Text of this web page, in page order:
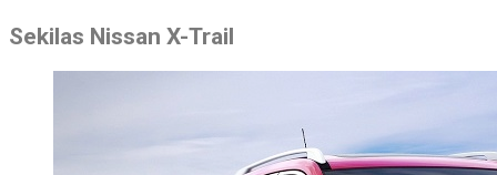
Sekilas Nissan X-Trail